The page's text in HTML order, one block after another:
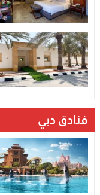
فنادق دبي